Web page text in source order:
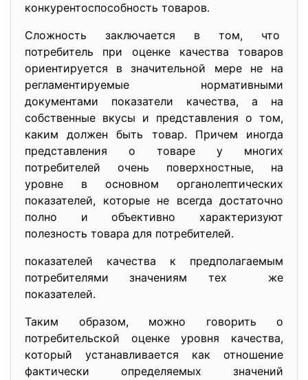
конкурентоспособность товаров.
Сложность заключается в том, что
потребитель при оценке качества товаров
ориентируется в значительной мере не на
регламентируемые нормативными
документами показатели качества, а на
собственные вкусы и представления о том,
каким должен быть товар. Причем иногда
представления о товаре у многих
потребителей очень поверхностные, на
уровне в основном органолептических
показателей, которые не всегда достаточно
полно и объективно характеризуют
полезность товара для потребителей.
показателей качества к предполагаемым
потребителями значениям тех же
показателей.
Таким образом, можно говорить о
потребительской оценке уровня качества,
который устанавливается как отношение
фактически определяемых значений